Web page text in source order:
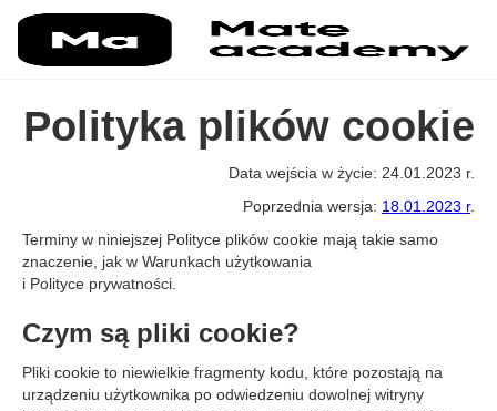
Polityka plików cookie
Data wejścia w życie: 24.01.2023 r.
Poprzednia wersja: 18.01.2023 r.
Terminy w niniejszej Polityce plików cookie mają takie samo
znaczenie, jak w Warunkach użytkowania
i Polityce prywatności.
Czym są pliki cookie?
Pliki cookie to niewielkie fragmenty kodu, które pozostają na
urządzeniu użytkownika po odwiedzeniu dowolnej witryny